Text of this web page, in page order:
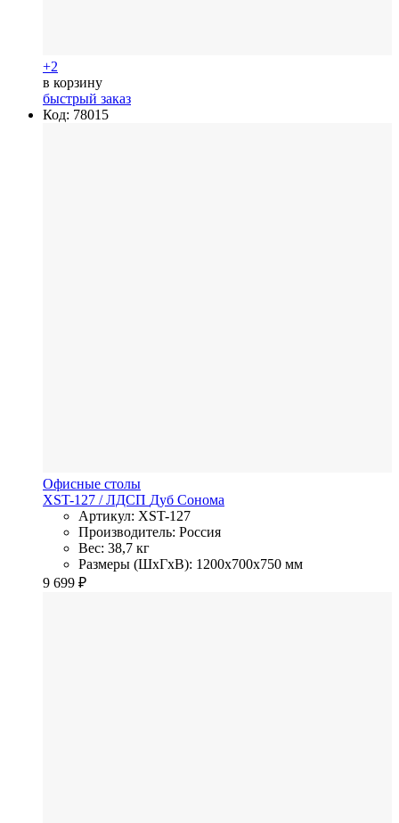
+2
в корзину
быстрый заказ
Код: 78015
Офисные столы
XST-127 / ЛДСП Дуб Сонома
Артикул: XST-127
Производитель: Россия
Вес: 38,7 кг
Размеры (ШхГхВ): 1200x700x750 мм
9 699 ₽